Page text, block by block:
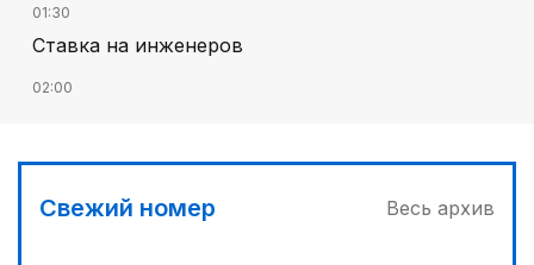
01:30
Ставка на инженеров
02:00
02:30
Программа модернизации – в действии
Свежий номер Весь архив